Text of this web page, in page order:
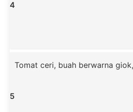
4
5
Tomat ceri, buah berwarna